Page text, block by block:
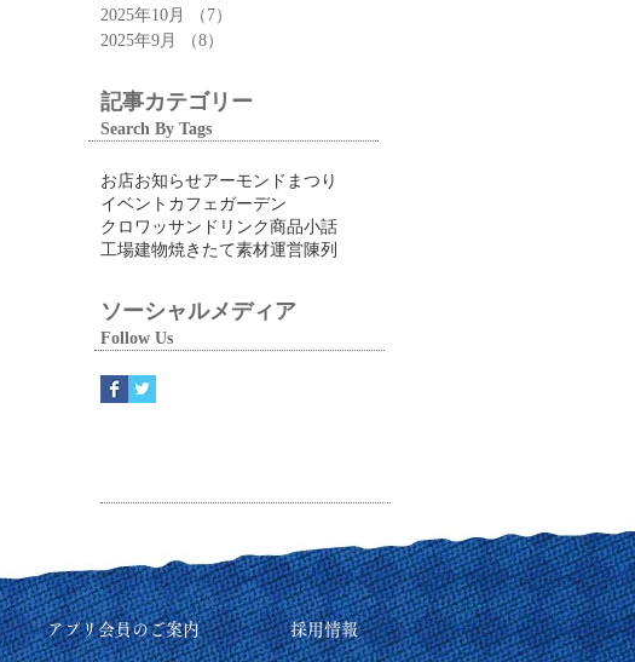
2025年10月
（7）
2025年9月
（8）
記事カテゴリー
Search By Tags
お店お知らせアーモンドまつり
イベント カフェ ガーデン
クロワッサン ドリンク商品小話
工場建物焼きたて素材運営陳列
ソーシャルメディア
Follow Us
アプリ会員のご案内 採用情報